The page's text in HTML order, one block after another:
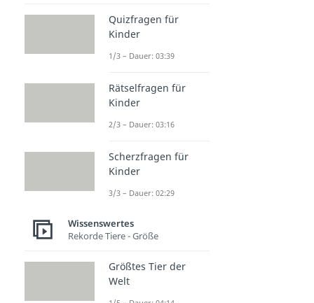
Quizfragen für
Kinder
1/3 – Dauer: 03:39
Rätselfragen für
Kinder
2/3 – Dauer: 03:16
Scherzfragen für
Kinder
3/3 – Dauer: 02:29
Wissenswertes
Rekorde Tiere - Größe
Größtes Tier der
Welt